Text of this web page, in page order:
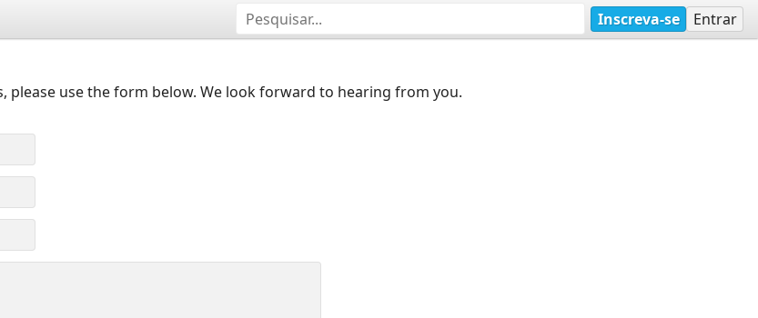
Inscreva-se Entrar
use the form below. We look forward to hearing from you.